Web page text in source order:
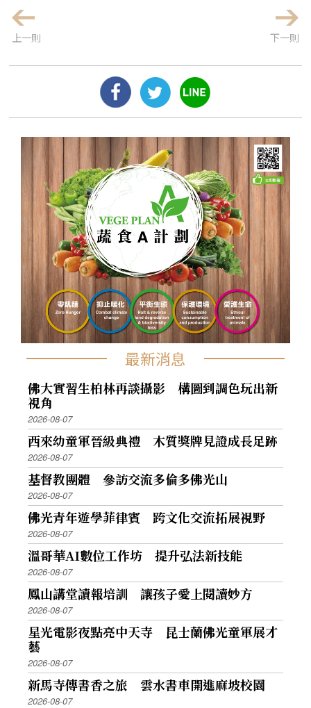
上一則 下一則
最新消息
佛大實習生柏林再談攝影 構圖到調色玩出新
視角
2026-08-07
西來幼童軍晉級典禮 木質獎牌見證成長足跡
2026-08-07
基督教團體 參訪交流多倫多佛光山
2026-08-07
佛光青年遊學菲律賓 跨文化交流拓展視野
2026-08-07
溫哥華AI數位工作坊 提升弘法新技能
2026-08-07
鳳山講堂讀報培訓 讓孩子愛上閱讀妙方
2026-08-07
星光電影夜點亮中天寺 昆士蘭佛光童軍展才
藝
2026-08-07
新馬寺傳書香之旅 雲水書車開進麻坡校園
2026-08-07